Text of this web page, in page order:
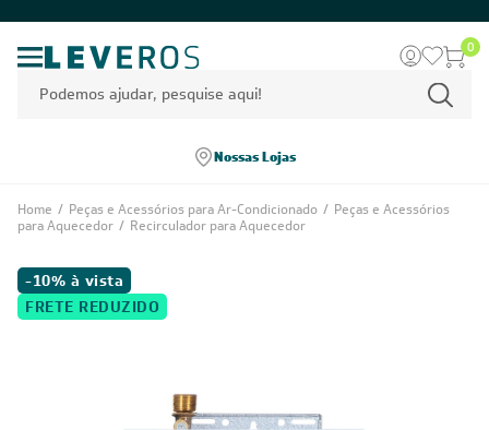
0
Nossas Lojas
Home / Peças e Acessórios para Ar-Condicionado / Peças e Acessórios
para Aquecedor / Recirculador para Aquecedor
-10% à vista
FRETE REDUZIDO